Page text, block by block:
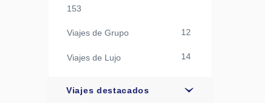
153
Viajes de Grupo 12
Viajes de Lujo 14
Viajes destacados